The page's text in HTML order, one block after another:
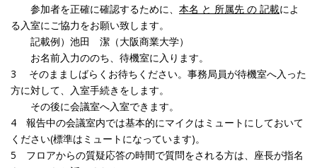
参加者を正確に確認するために、 本名 と 所属先 の 記載によ
る入室にご協力をお願い致します。
記載例）池田 潔（大阪商業大学）
お名前入力ののち、待機室に入ります。
3 そのまましばらくお待ちください。事務局員が待機室へ入った
方に対して、入室手続きをします。
その後に会議室へ入室できます。
4 報告中の会議室内では基本的にマイクはミュートにしておいて
ください(標準はミュートになっています)。
5 フロアからの質疑応答の時間で質問をされる方は、座長が指名